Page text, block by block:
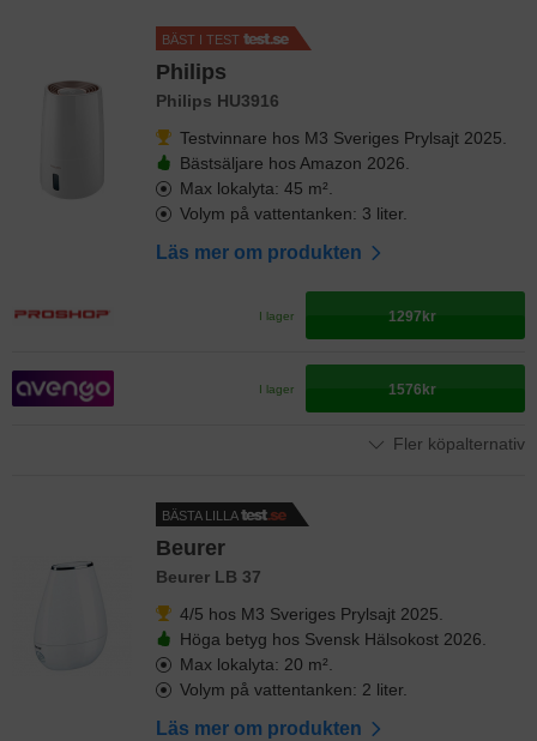
BÄST I TEST
Philips
Philips HU3916
Testvinnare hos M3 Sveriges Prylsajt 2025.
Bästsäljare hos Amazon 2026.
Max lokalyta: 45 m².
Volym på vattentanken: 3 liter.
Läs mer om produkten
I lager 1297kr
I lager 1576kr
Fler köpalternativ
BÄSTA LILLA
Beurer
Beurer LB 37
4/5 hos M3 Sveriges Prylsajt 2025.
Höga betyg hos Svensk Hälsokost 2026.
Max lokalyta: 20 m².
Volym på vattentanken: 2 liter.
Läs mer om produkten